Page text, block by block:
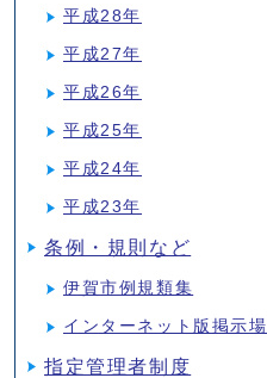
平成28年
平成27年
平成26年
平成25年
平成24年
平成23年
条例・規則など
伊賀市例規類集
インターネット版掲示場
指定管理者制度